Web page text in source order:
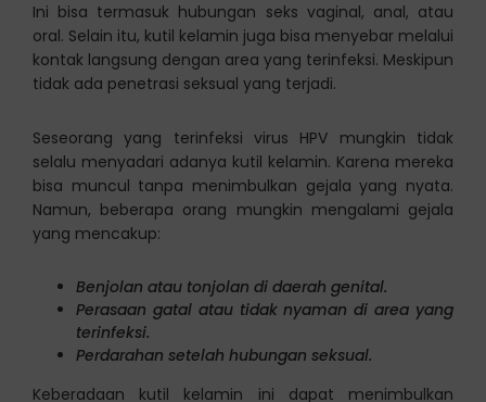
Ini bisa termasuk hubungan seks vaginal, anal, atau
oral. Selain itu, kutil kelamin juga bisa menyebar melalui
kontak langsung dengan area yang terinfeksi. Meskipun
tidak ada penetrasi seksual yang terjadi.
Seseorang yang terinfeksi virus HPV mungkin tidak
selalu menyadari adanya kutil kelamin. Karena mereka
bisa muncul tanpa menimbulkan gejala yang nyata.
Namun, beberapa orang mungkin mengalami gejala
yang mencakup:
Benjolan atau tonjolan di daerah genital.
Perasaan gatal atau tidak nyaman di area yang
terinfeksi.
Perdarahan setelah hubungan seksual.
Keberadaan kutil kelamin ini dapat menimbulkan